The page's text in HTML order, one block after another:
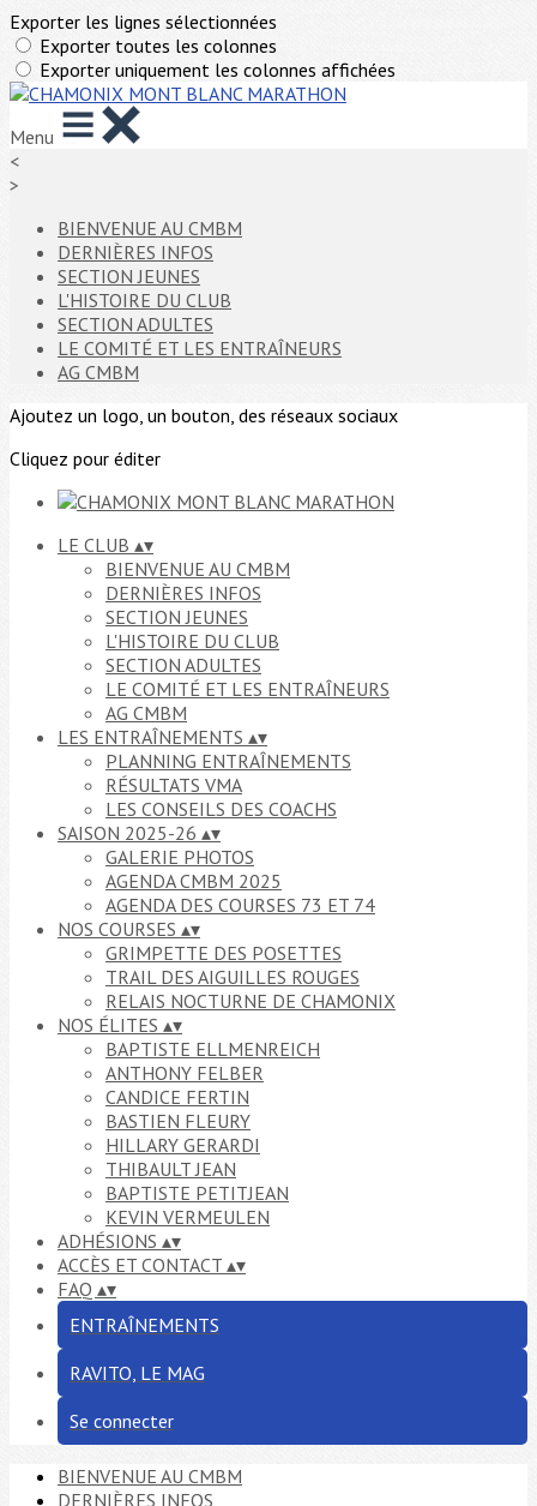
Exporter les lignes sélectionnées
Exporter toutes les colonnes
Exporter uniquement les colonnes affichées
Menu
<
>
BIENVENUE AU CMBM
DERNIÈRES INFOS
SECTION JEUNES
L'HISTOIRE DU CLUB
SECTION ADULTES
LE COMITÉ ET LES ENTRAÎNEURS
AG CMBM
Ajoutez un logo, un bouton, des réseaux sociaux
Cliquez pour éditer
LE CLUB ▴▾
BIENVENUE AU CMBM
DERNIÈRES INFOS
SECTION JEUNES
L'HISTOIRE DU CLUB
SECTION ADULTES
LE COMITÉ ET LES ENTRAÎNEURS
AG CMBM
LES ENTRAÎNEMENTS ▴▾
PLANNING ENTRAÎNEMENTS
RÉSULTATS VMA
LES CONSEILS DES COACHS
SAISON 2025-26 ▴▾
GALERIE PHOTOS
AGENDA CMBM 2025
AGENDA DES COURSES 73 ET 74
NOS COURSES ▴▾
GRIMPETTE DES POSETTES
TRAIL DES AIGUILLES ROUGES
RELAIS NOCTURNE DE CHAMONIX
NOS ÉLITES ▴▾
BAPTISTE ELLMENREICH
ANTHONY FELBER
CANDICE FERTIN
BASTIEN FLEURY
HILLARY GERARDI
THIBAULT JEAN
BAPTISTE PETITJEAN
KEVIN VERMEULEN
ADHÉSIONS ▴▾
ACCÈS ET CONTACT ▴▾
FAQ ▴▾
ENTRAÎNEMENTS
RAVITO, LE MAG
Se connecter
BIENVENUE AU CMBM
DERNIÈRES INFOS